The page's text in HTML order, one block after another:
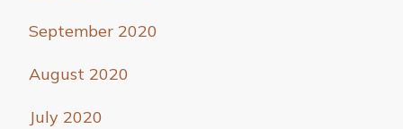
September 2020
August 2020
July 2020